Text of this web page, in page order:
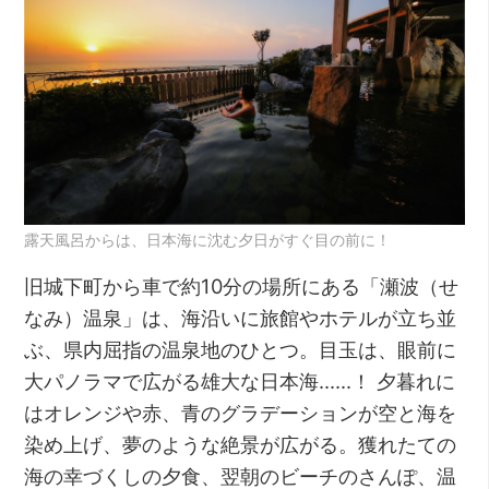
露天風呂からは、日本海に沈む夕日がすぐ目の前に！
旧城下町から車で約10分の場所にある「瀬波（せ
なみ）温泉」は、海沿いに旅館やホテルが立ち並
ぶ、県内屈指の温泉地のひとつ。目玉は、眼前に
大パノラマで広がる雄大な日本海……！ 夕暮れに
はオレンジや赤、青のグラデーションが空と海を
染め上げ、夢のような絶景が広がる。獲れたての
海の幸づくしの夕食、翌朝のビーチのさんぽ、温